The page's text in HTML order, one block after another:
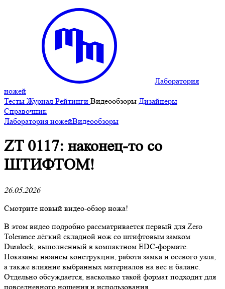
Лаборатория
ножей
Тесты Журнал Рейтинги Видеообзоры Дизайнеры
Справочник
Лаборатория ножейВидеообзоры
ZT 0117: наконец-то со
ШТИФТОМ!
26.05.2026
Смотрите новый видео-обзор ножа!
В этом видео подробно рассматривается первый для Zero
Tolerance лёгкий складной нож со штифтовым замком
Duralock, выполненный в компактном EDC-формате.
Показаны нюансы конструкции, работа замка и осевого узла,
а также влияние выбранных материалов на вес и баланс.
Отдельно обсуждается, насколько такой формат подходит для
повседневного ношения и использования.